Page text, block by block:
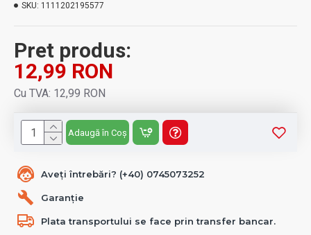
Aveți întrebări? (+40) 0745073252
Garanție
Plata transportului se face prin transfer bancar.
Pret produs:
12,99 RON
Cu TVA: 12,99 RON
SKU: 1111202195577
Adaugă în Coș